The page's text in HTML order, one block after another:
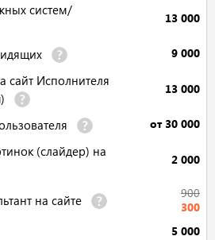
систем/
13 000
9 000
сайт Исполнителя
13 000
от 30 000
(слайдер) на
2 000
на сайте
900
300
5 000